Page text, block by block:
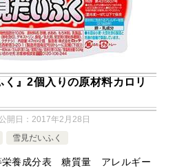
く』2個入りの原材料カロリ
開日： 2017年2月28日
雪見だいふく
栄養成分表 糖質量 アレルギー